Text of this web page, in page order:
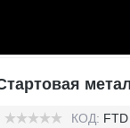
КОД: FTD